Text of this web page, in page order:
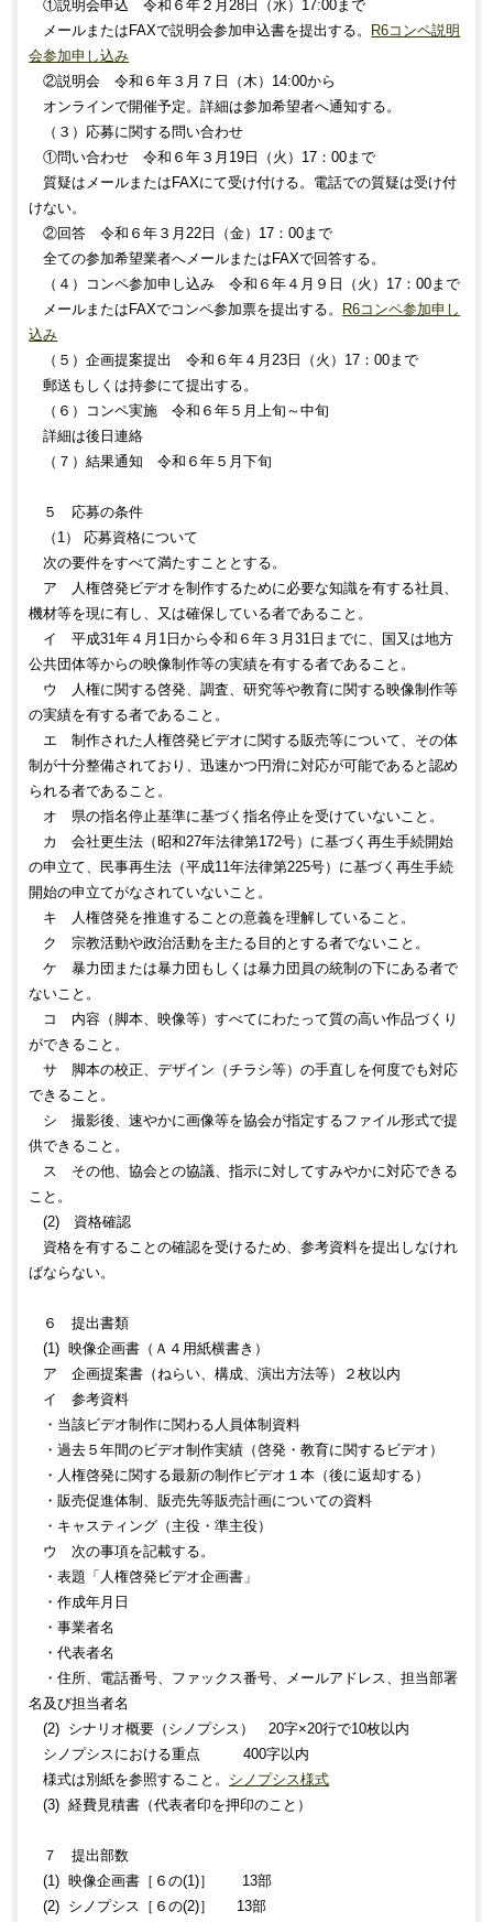
①説明会申込 令和６年２月28日（水）17:00まで
メールまたはFAXで説明会参加申込書を提出する。
R6コンペ説明
会参加申し込み
②説明会 令和６年３月７日（木）14:00から
オンラインで開催予定。詳細は参加希望者へ通知する。
（３）応募に関する問い合わせ
①問い合わせ 令和６年３月19日（火）17：00まで
質疑はメールまたはFAXにて受け付ける。電話での質疑は受け付
けない。
②回答 令和６年３月22日（金）17：00まで
全ての参加希望業者へメールまたはFAXで回答する。
（４）コンペ参加申し込み 令和６年４月９日（火）17：00まで
メールまたはFAXでコンペ参加票を提出する。
R6コンペ参加申し
込み
（５）企画提案提出 令和６年４月23日（火）17：00まで
郵送もしくは持参にて提出する。
（６）コンペ実施 令和６年５月上旬～中旬
詳細は後日連絡
（７）結果通知 令和６年５月下旬
５ 応募の条件
（1） 応募資格について
次の要件をすべて満たすこととする。
ア 人権啓発ビデオを制作するために必要な知識を有する社員、
機材等を現に有し、又は確保している者であること。
イ 平成31年４月1日から令和６年３月31日までに、国又は地方
公共団体等からの映像制作等の実績を有する者であること。
ウ 人権に関する啓発、調査、研究等や教育に関する映像制作等
の実績を有する者であること。
エ 制作された人権啓発ビデオに関する販売等について、その体
制が十分整備されており、迅速かつ円滑に対応が可能であると認め
られる者であること。
オ 県の指名停止基準に基づく指名停止を受けていないこと。
カ 会社更生法（昭和27年法律第172号）に基づく再生手続開始
の申立て、民事再生法（平成11年法律第225号）に基づく再生手続
開始の申立てがなされていないこと。
キ 人権啓発を推進することの意義を理解していること。
ク 宗教活動や政治活動を主たる目的とする者でないこと。
ケ 暴力団または暴力団もしくは暴力団員の統制の下にある者で
ないこと。
コ 内容（脚本、映像等）すべてにわたって質の高い作品づくり
ができること。
サ 脚本の校正、デザイン（チラシ等）の手直しを何度でも対応
できること。
シ 撮影後、速やかに画像等を協会が指定するファイル形式で提
供できること。
ス その他、協会との協議、指示に対してすみやかに対応できる
こと。
(2) 資格確認
資格を有することの確認を受けるため、参考資料を提出しなけれ
ばならない。
６ 提出書類
(1) 映像企画書（Ａ４用紙横書き）
ア 企画提案書（ねらい、構成、演出方法等）２枚以内
イ 参考資料
・当該ビデオ制作に関わる人員体制資料
・過去５年間のビデオ制作実績（啓発・教育に関するビデオ）
・人権啓発に関する最新の制作ビデオ１本（後に返却する）
・販売促進体制、販売先等販売計画についての資料
・キャスティング（主役・準主役）
ウ 次の事項を記載する。
・表題「人権啓発ビデオ企画書」
・作成年月日
・事業者名
・代表者名
・住所、電話番号、ファックス番号、メールアドレス、担当部署
名及び担当者名
(2) シナリオ概要（シノプシス） 20字×20行で10枚以内
シノプシスにおける重点 400字以内
様式は別紙を参照すること。 シノプシス様式
(3) 経費見積書（代表者印を押印のこと）
７ 提出部数
(1) 映像企画書［６の(1)］ 13部
(2) シノプシス［６の(2)］ 13部